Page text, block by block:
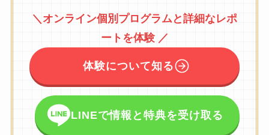
＼オンライン個別プログラムと詳細なレポ
ートを体験 ／
体験について知る
LINEで情報と特典を受け取る